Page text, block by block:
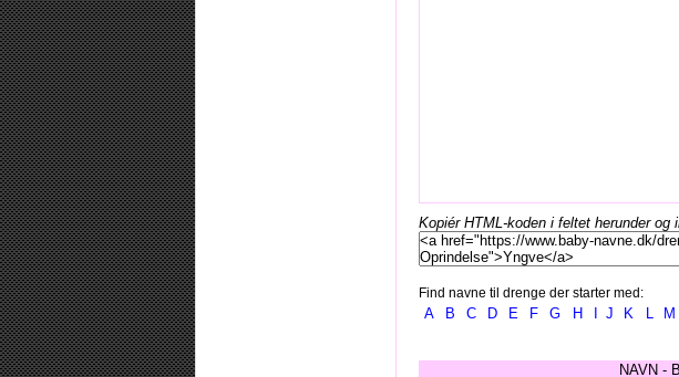
Kopiér HTML-koden i feltet herunder
Find navne til drenge der starter med:
A B C D E F G H J K L M
NAVN -